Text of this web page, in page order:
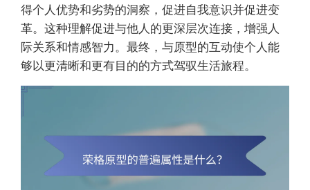
得个人优势和劣势的洞察，促进自我意识并促进变
革。这种理解促进与他人的更深层次连接，增强人
际关系和情感智力。最终，与原型的互动使个人能
够以更清晰和更有目的的方式驾驭生活旅程。